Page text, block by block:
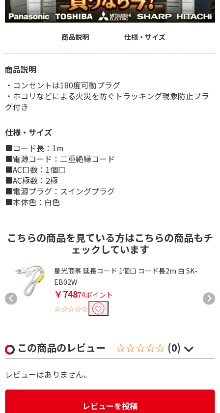
商品説明 仕様・サイズ
商品説明
・コンセントは180度可動プラグ
・ホコリなどによる火災を防ぐトラッキング現象防止プラ
グ付き
仕様・サイズ
■コード長：1m
■電源コード：二重絶縁コード
■AC口数：1個口
■AC極数：2極
■電源プラグ：スイングプラグ
■本体色：白色
こちらの商品を見ている方はこちらの商品もチ
ェックしています
星光商事 延長コード 1個口 コード長2m 白 SK-
EB02W
￥74874ポイント
☆☆☆☆☆
この商品のレビュー ☆☆☆☆☆ (0)
レビューはありません。
レビューを投稿